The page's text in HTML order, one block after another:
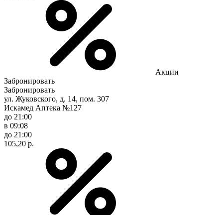
Акции
Забронировать
Забронировать
ул. Жуковского, д. 14, пом. 307
Искамед Аптека №127
до 21:00
в 09:08
до 21:00
105,20 р.